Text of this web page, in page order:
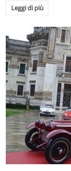
Leggi di più